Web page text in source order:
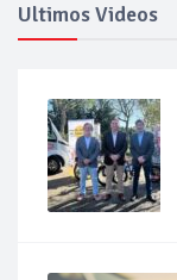
Ultimos Videos